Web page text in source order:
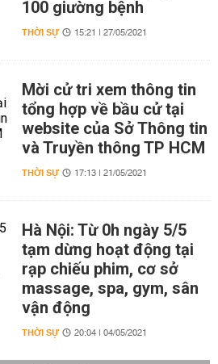
100 giường bệnh
THỜI SỰ 15:21 | 27/05/2021
Mời cử tri xem thông tin
tổng hợp về bầu cử tại
website của Sở Thông tin
và Truyền thông TP HCM
THỜI SỰ 17:13 | 21/05/2021
Hà Nội: Từ 0h ngày 5/5
tạm dừng hoạt động tại
rạp chiếu phim, cơ sở
massage, spa, gym, sân
vận động
THỜI SỰ 20:04 | 04/05/2021